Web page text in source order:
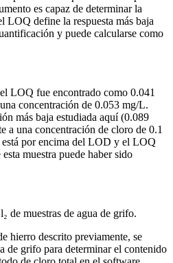
es capaz de determinar la
LOQ define la respuesta más baja
y puede calcularse como
LOQ fue encontrado como 0.041
concentración de 0.053 mg/L.
más baja estudiada aquí (0.089
a una concentración de cloro de 0.1
por encima del LOD y el LOQ
muestra puede haber sido
de muestras de agua de grifo.
hierro descrito previamente, se
de grifo para determinar el contenido